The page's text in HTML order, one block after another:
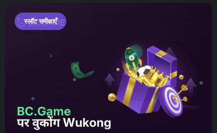
स्लॉट समीक्षाएँ